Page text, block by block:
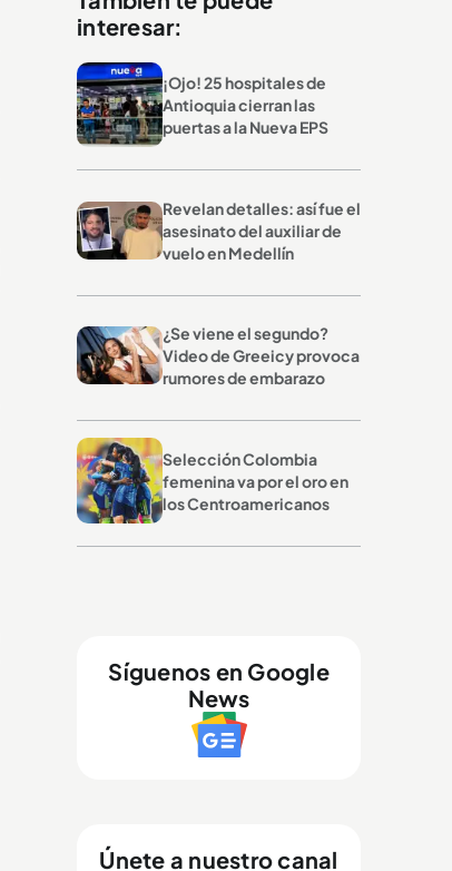
interesar:
¡Ojo! 25 hospitales de
Antioquia cierran las
puertas a la Nueva EPS
Revelan detalles: así fue el
asesinato del auxiliar de
vuelo en Medellín
¿Se viene el segundo?
Video de Greeicy provoca
rumores de embarazo
Selección Colombia
femenina va por el oro en
los Centroamericanos
Síguenos en Google
News
Únete a nuestro canal